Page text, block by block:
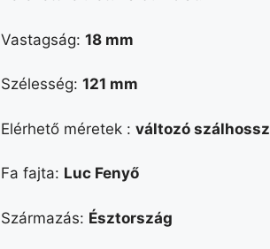
Vastagság: 18 mm
Szélesség: 121 mm
Elérhető méretek : változó szálhossz
Fa fajta: Luc Fenyő
Származás: Észtország